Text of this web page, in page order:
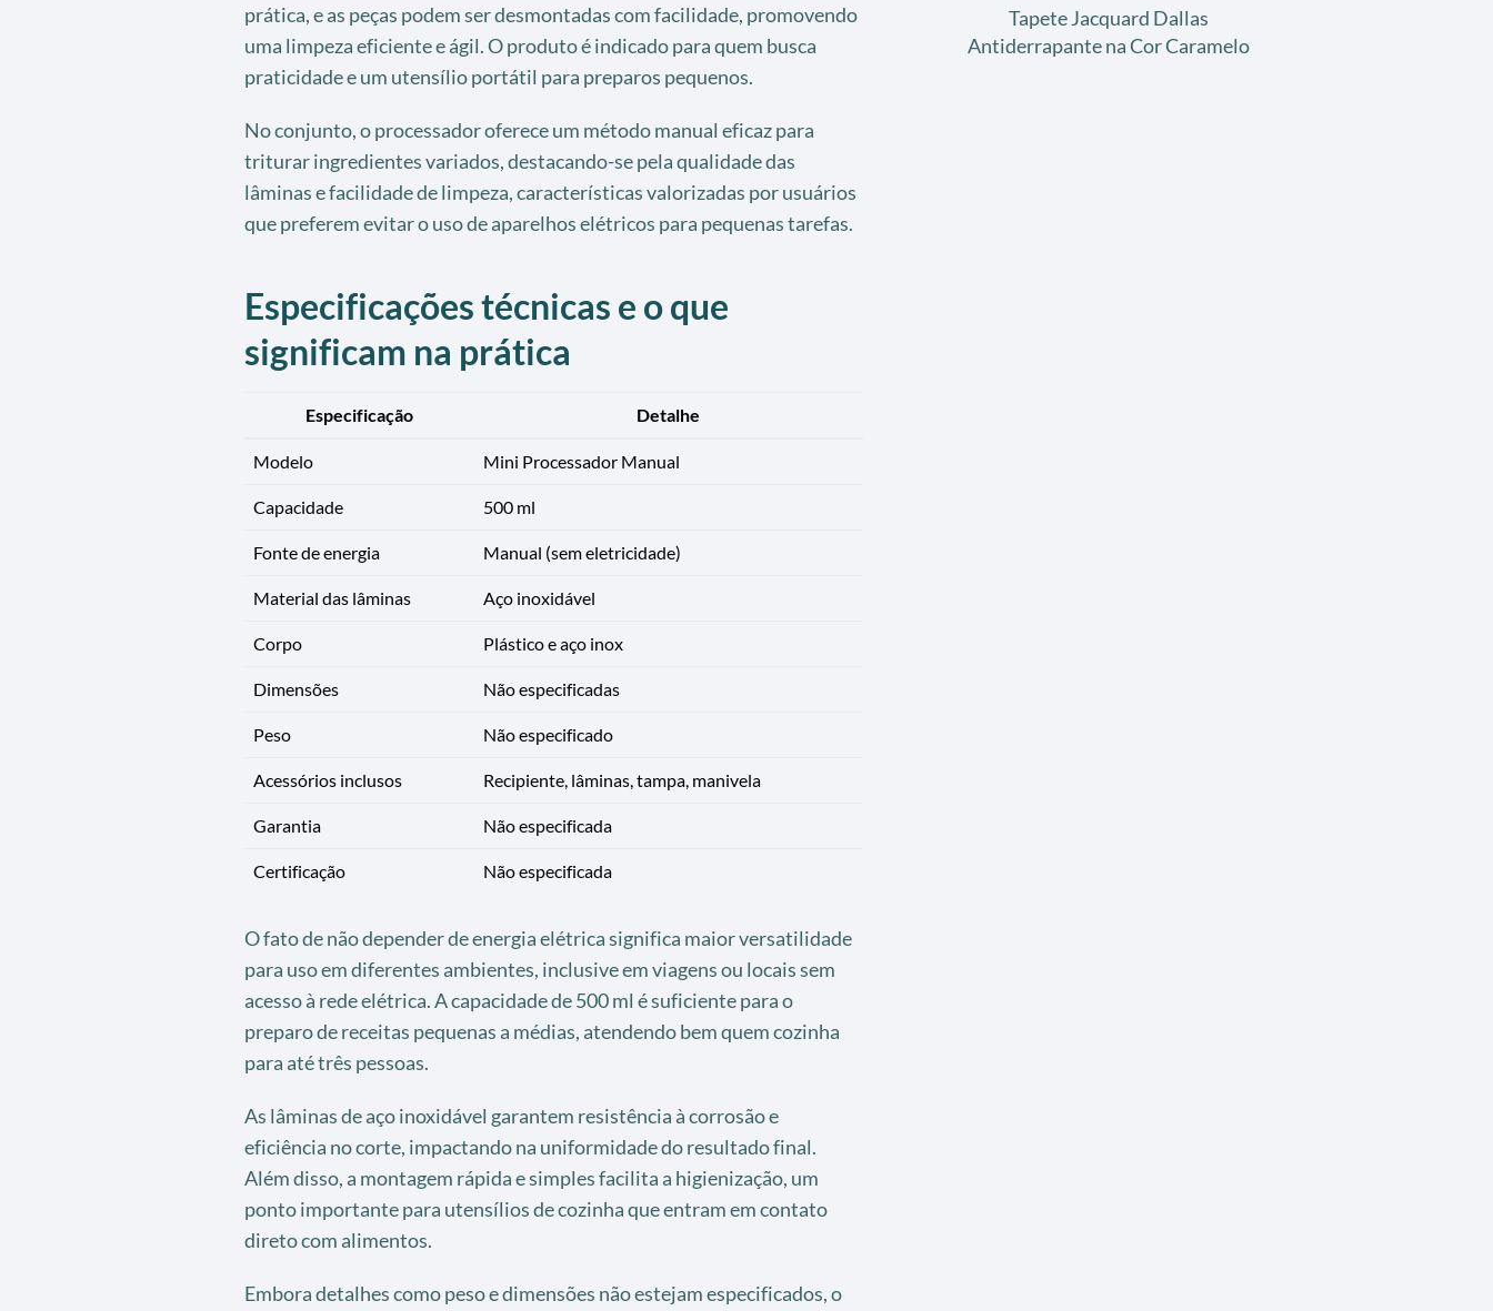
prática, e as peças podem ser desmontadas com facilidade, promovendo
uma limpeza eficiente e ágil. O produto é indicado para quem busca
praticidade e um utensílio portátil para preparos pequenos.
No conjunto, o processador oferece um método manual eficaz para
triturar ingredientes variados, destacando-se pela qualidade das
lâminas e facilidade de limpeza, características valorizadas por usuários
que preferem evitar o uso de aparelhos elétricos para pequenas tarefas.
Especificações técnicas e o que
significam na prática
Especificação Detalhe
Modelo Mini Processador Manual
Capacidade 500 ml
Fonte de energia Manual (sem eletricidade)
Material das lâminas Aço inoxidável
Corpo Plástico e aço inox
Dimensões Não especificadas
Peso Não especificado
Acessórios inclusos Recipiente, lâminas, tampa, manivela
Garantia Não especificada
Certificação Não especificada
O fato de não depender de energia elétrica significa maior versatilidade
para uso em diferentes ambientes, inclusive em viagens ou locais sem
acesso à rede elétrica. A capacidade de 500 ml é suficiente para o
preparo de receitas pequenas a médias, atendendo bem quem cozinha
para até três pessoas.
As lâminas de aço inoxidável garantem resistência à corrosão e
eficiência no corte, impactando na uniformidade do resultado final.
Além disso, a montagem rápida e simples facilita a higienização, um
ponto importante para utensílios de cozinha que entram em contato
direto com alimentos.
Embora detalhes como peso e dimensões não estejam especificados, o
Tapete Jacquard Dallas
Antiderrapante na Cor Caramelo